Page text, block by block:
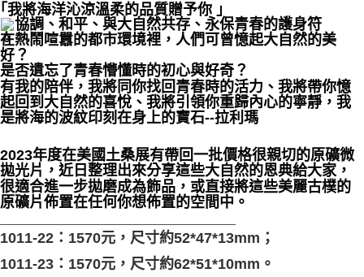
免運費
｢我將海洋沁涼溫柔的品質贈予你 ｣
協調、和平、與大自然共存、永保青春的護身符
在熱鬧喧囂的都市環境裡，人們可曾憶起大自然的美
好？
是否遺忘了青春懵懂時的初心與好奇？
有我的陪伴，我將同你找回青春時的活力、我將帶你憶
起回到大自然的喜悅、我將引領你重歸內心的寧靜，我
是將海的波紋印刻在身上的寶石--拉利瑪
2023年度在美國土桑展有帶回一批價格很親切的原礦微
拋光片，近日整理出來分享這些大自然的恩典給大家，
很適合進一步拋磨成為飾品，或直接將這些美麗古樸的
原礦片佈置在任何你想佈置的空間中。
1011-22：1570元，尺寸約52*47*13mm；
1011-23：1570元，尺寸約62*51*10mm。